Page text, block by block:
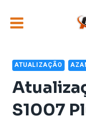
para
ATUALIZAÇÃO
S1007